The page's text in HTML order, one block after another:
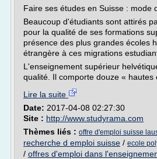
Faire ses études en Suisse : mode
Beaucoup d'étudiants sont attirés
pour la qualité de ses formations
présence des plus grandes écoles
étrangère à ces migrations
L'enseignement supérieur
qualité. Il comporte douze « hautes
Lire la suite
Date: 2017-04-08 02:27:30
Site : http://www.studyrama.com
Thèmes liés : offre d'emploi suisse
recherche d emploi suisse / ecole
/ offres d'emploi dans